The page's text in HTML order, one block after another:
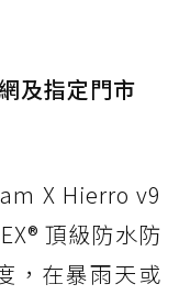
19 GTX：注
及指定門市
X Hierro v9
頂級防水防
，在暴雨天或